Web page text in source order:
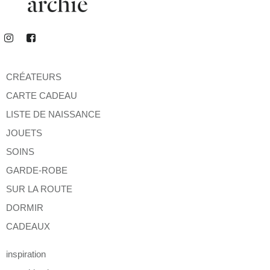
CRÉATEURS
CARTE CADEAU
LISTE DE NAISSANCE
JOUETS
SOINS
GARDE-ROBE
SUR LA ROUTE
DORMIR
CADEAUX
inspiration